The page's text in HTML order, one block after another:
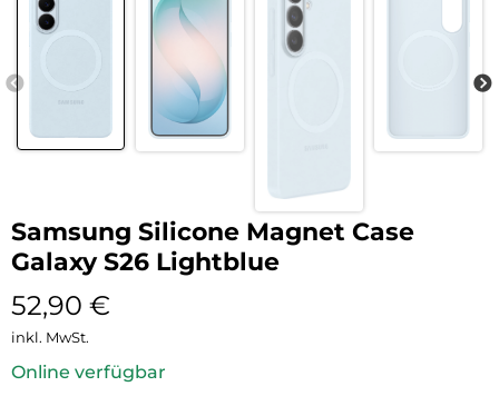
Samsung Silicone Magnet Case
Galaxy S26 Lightblue
52,90 €
inkl. MwSt.
Online verfügbar